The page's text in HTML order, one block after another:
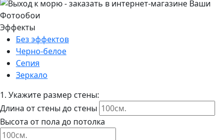
Эффекты
Без эффектов
Черно-белое
Сепия
Зеркало
1. Укажите размер стены:
Длина от стены до стены
Высота от пола до потолка